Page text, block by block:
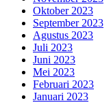
Oktober 2023
September 2023
Agustus 2023
Juli 2023
Juni 2023
Mei 2023
Februari 2023
Januari 2023